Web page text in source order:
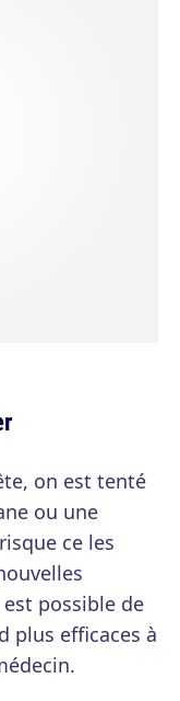
on est tenté
ou une
ce les
possible de
plus efficaces à